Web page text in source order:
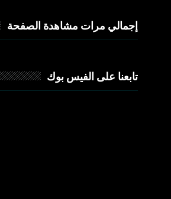
إجمالي مرات مشاهدة الصفحة
تابعنا على الفيس بوك